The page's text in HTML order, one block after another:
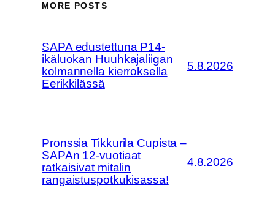
MORE POSTS
SAPA edustettuna P14-
ikäluokan Huuhkajaliigan
kolmannella kierroksella
Eerikkilässä
5.8.2026
Pronssia Tikkurila Cupista –
SAPAn 12-vuotiaat
ratkaisivat mitalin
rangaistuspotkukisassa!
4.8.2026